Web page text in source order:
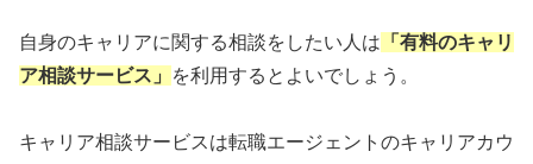
自身のキャリアに関する相談をしたい人は 「有料のキャリ
ア相談サービス」
を利用するとよいでしょう。
キャリア相談サービスは転職エージェントのキャリアカウ